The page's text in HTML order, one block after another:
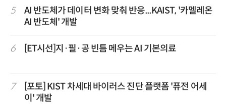
5
AI 반도체가 데이터 변화 맞춰 반응...KAIST, '카멜레온
AI 반도체' 개발
6 [ET시선]지·필·공 빈틈 메우는 AI 기본의료
7
[포토] KIST 차세대 바이러스 진단 플랫폼 '퓨전 어세
이' 개발